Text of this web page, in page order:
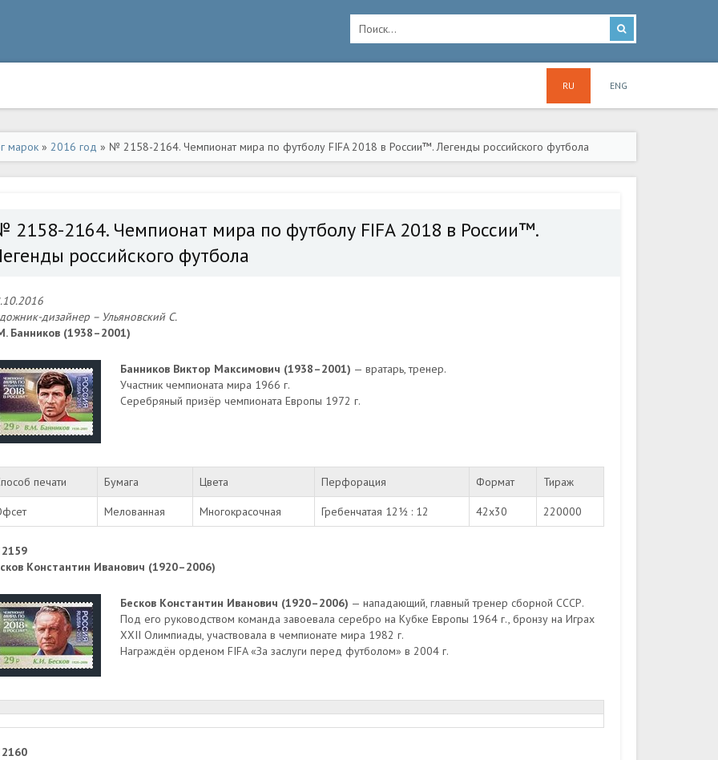
RU ENG
марок » 2016 год » № 2158-2164. Чемпионат мира по футболу FIFA 2018 в России™. Легенды российского футбола
2158-2164. Чемпионат мира по футболу FIFA 2018 в России™.
российского футбола
дизайнер – Ульяновский C.
Банников (1938–2001)
Банников Виктор Максимович (1938–2001) — вратарь, тренер.
Участник чемпионата мира 1966 г.
Серебряный призёр чемпионата Европы 1972 г.
печати Бумага Цвета Перфорация Формат Тираж
Мелованная Многокрасочная Гребенчатая 12½ : 12 42х30 220000
Константин Иванович (1920–2006)
Бесков Константин Иванович (1920–2006) — нападающий, главный тренер сборной СССР.
Под его руководством команда завоевала серебро на Кубке Европы 1964 г., бронзу на Играх
XXII Олимпиады, участвовала в чемпионате мира 1982 г.
Награждён орденом FIFA «За заслуги перед футболом» в 2004 г.